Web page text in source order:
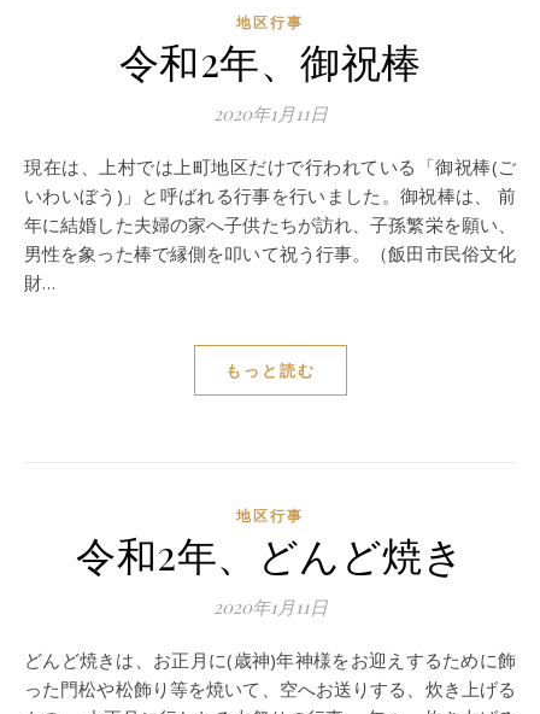
地区行事
令和2年、御祝棒
2020年1月11日
現在は、上村では上町地区だけで行われている「御祝棒(ご
いわいぼう)」と呼ばれる行事を行いました。御祝棒は、 前
年に結婚した夫婦の家へ子供たちが訪れ、子孫繁栄を願い、
男性を象った棒で縁側を叩いて祝う行事。（飯田市民俗文化
財…
もっと読む
地区行事
令和2年、どんど焼き
2020年1月11日
どんど焼きは、お正月に(歳神)年神様をお迎えするために飾
った門松や松飾り等を焼いて、空へお送りする、炊き上げる